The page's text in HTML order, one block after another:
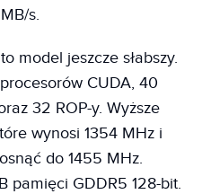
s.
model jeszcze słabszy.
CUDA, 40
32 ROP-y. Wyższe
wynosi 1354 MHz i
do 1455 MHz.
pamięci GDDR5 128-bit.